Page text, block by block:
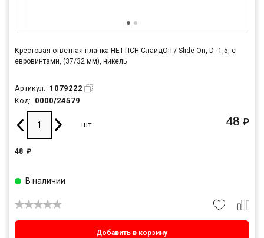
Крестовая ответная планка HETTICH СлайдОн / Slide On, D=1,5, с
евровинтами, (37/32 мм), никель
Артикул: 1079222
Код: 0000/24579
48 ₽
шт
48 ₽
Добавить в корзину
В наличии